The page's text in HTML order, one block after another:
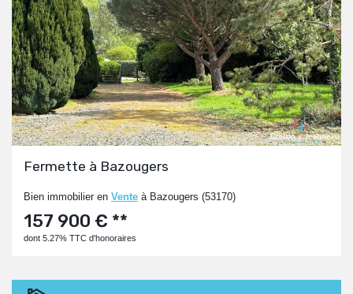
Fermette à Bazougers
Bien immobilier en Vente à Bazougers (53170)
157 900 € **
dont 5.27% TTC d'honoraires